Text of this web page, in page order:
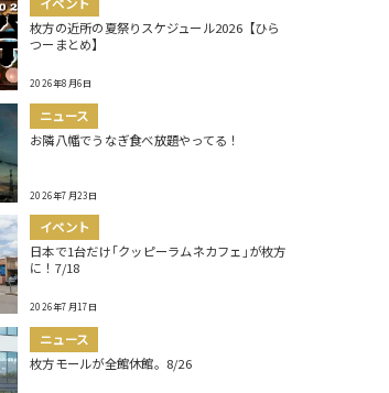
枚方の近所の夏祭りスケジュール2026【ひら
つーまとめ】
2026年8月6日
ニュース
お隣八幡でうなぎ食べ放題やってる！
2026年7月23日
イベント
日本で1台だけ｢クッピーラムネカフェ｣が枚方
に！7/18
2026年7月17日
ニュース
枚方モールが全館休館。8/26